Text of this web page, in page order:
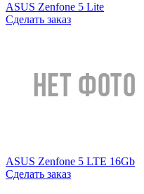
ASUS Zenfone 5 Lite
Сделать заказ
ASUS Zenfone 5 LTE 16Gb
Сделать заказ